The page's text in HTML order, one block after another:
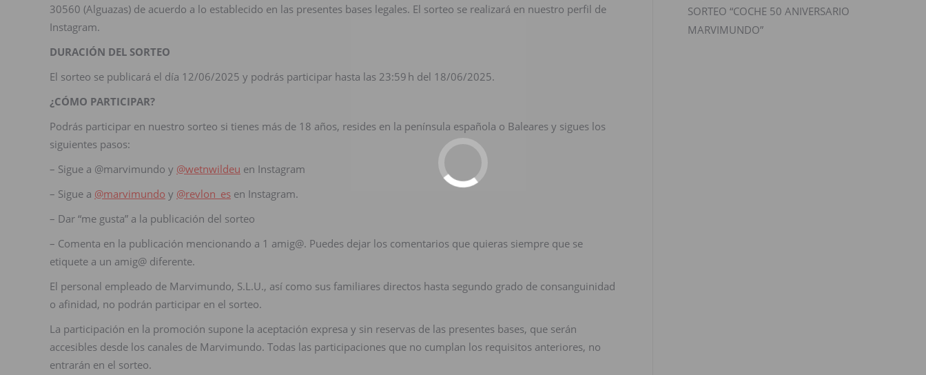
30560 (Alguazas) de acuerdo a lo establecido en las presentes bases legales. El sorteo se realizará en nuestro perfil de
Instagram.
DURACIÓN DEL SORTEO
El sorteo se publicará el día 12/06/2025 y podrás participar hasta las 23:59 h del 18/06/2025.
¿CÓMO PARTICIPAR?
Podrás participar en nuestro sorteo si tienes más de 18 años, resides en la península española o Baleares y sigues los
siguientes pasos:
– Sigue a @marvimundo y @wetnwildeu en Instagram
– Sigue a @marvimundo y @revlon_es en Instagram.
– Dar “me gusta” a la publicación del sorteo
– Comenta en la publicación mencionando a 1 amig@. Puedes dejar los comentarios que quieras siempre que se
etiquete a un amig@ diferente.
El personal empleado de Marvimundo, S.L.U., así como sus familiares directos hasta segundo grado de consanguinidad
o afinidad, no podrán participar en el sorteo.
La participación en la promoción supone la aceptación expresa y sin reservas de las presentes bases, que serán
accesibles desde los canales de Marvimundo. Todas las participaciones que no cumplan los requisitos anteriores, no
entrarán en el sorteo.
SORTEO “COCHE 50 ANIVERSARIO
MARVIMUNDO”